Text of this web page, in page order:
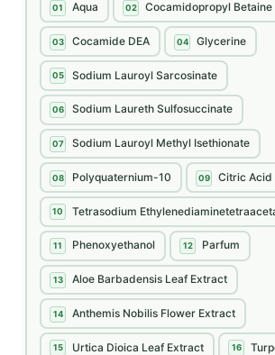
01 Aqua 02 Cocamidopropyl Betaine
03 Cocamide DEA 04 Glycerine
05 Sodium Lauroyl Sarcosinate
06 Sodium Laureth Sulfosuccinate
07 Sodium Lauroyl Methyl Isethionate
08 Polyquaternium-10 09 Citric Acid
10 Tetrasodium
11 Phenoxyethanol 12 Parfum
13 Aloe Barbadensis Leaf Extract
14 Anthemis Nobilis Flower Extract
15 Urtica Dioica Leaf Extract 16